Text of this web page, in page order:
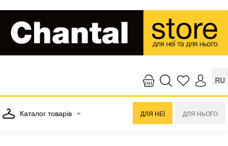
RU
Каталог товарів ДЛЯ НЕЇ ДЛЯ НЬОГО